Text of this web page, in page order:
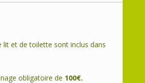
lit et de toilette sont inclus dans
obligatoire de 100€.